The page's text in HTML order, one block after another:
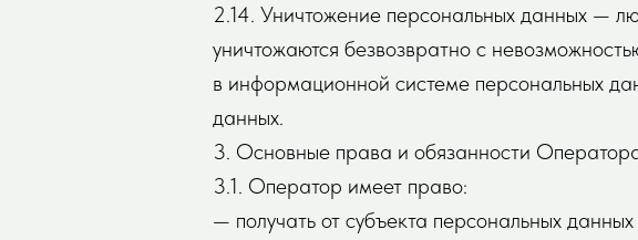
2.14. Уничтожение персональных данных —
уничтожаются безвозвратно с
в информационной системе персональных
данных.
3. Основные права и обязанности
3.1. Оператор имеет право:
— получать от субъекта персональных